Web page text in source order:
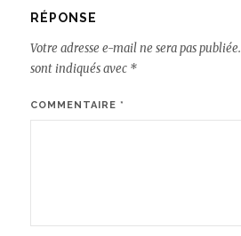
RÉPONSE
Votre adresse e-mail ne sera pas publiée.
sont indiqués avec *
COMMENTAIRE *